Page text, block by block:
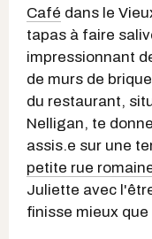
Café dans le
tapas à faire
impressionnant
de murs de
du restaurant,
Nelligan, te
assis.e sur une
petite rue
Juliette avec
finisse mieux